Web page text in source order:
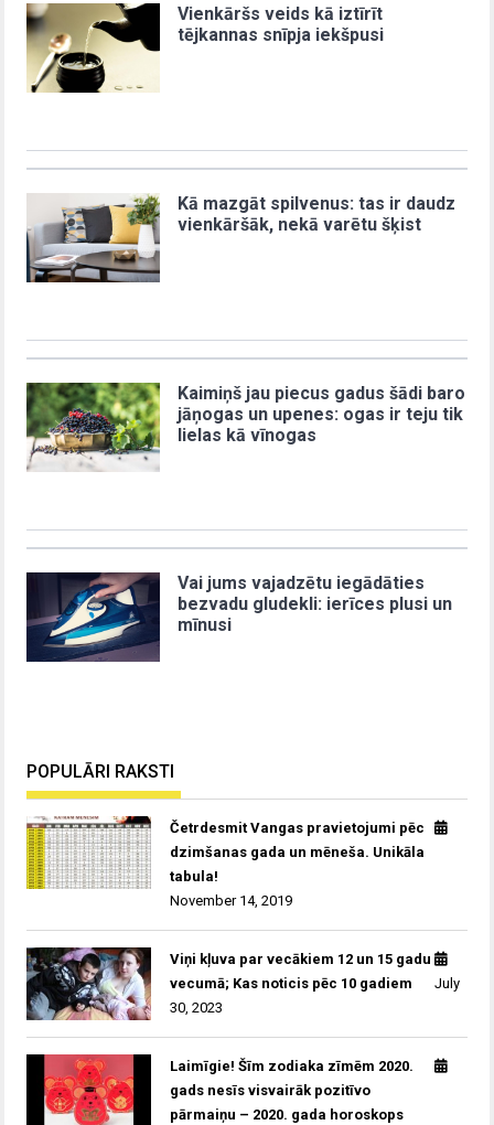
Vienkāršs veids kā iztīrīt
tējkannas snīpja iekšpusi
Kā mazgāt spilvenus: tas ir daudz
vienkāršāk, nekā varētu šķist
Kaimiņš jau piecus gadus šādi baro
jāņogas un upenes: ogas ir teju tik
lielas kā vīnogas
Vai jums vajadzētu iegādāties
bezvadu gludekli: ierīces plusi un
mīnusi
POPULĀRI RAKSTI
Četrdesmit Vangas pravietojumi pēc
dzimšanas gada un mēneša. Unikāla
tabula!
November 14, 2019
Viņi kļuva par vecākiem 12 un 15 gadu
vecumā; Kas noticis pēc 10 gadiem
July
30, 2023
Laimīgie! Šīm zodiaka zīmēm 2020.
gads nesīs visvairāk pozitīvo
pārmaiņu – 2020. gada horoskops